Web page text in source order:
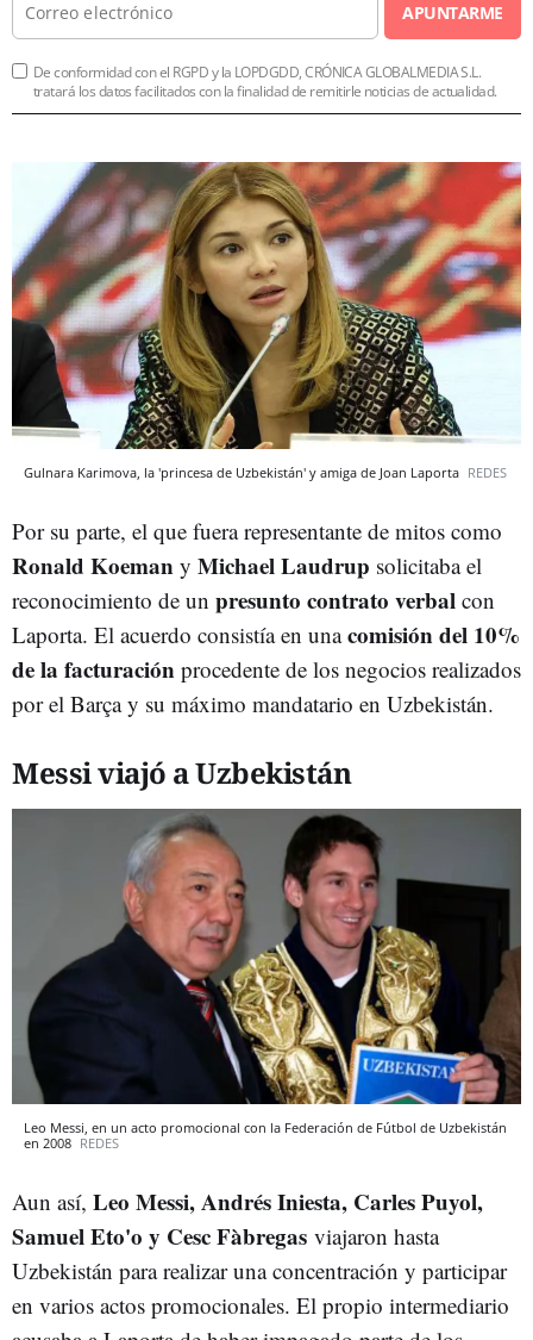
APUNTARME
De conformidad con el RGPD y la LOPDGDD, CRÓNICA GLOBALMEDIA S.L.
tratará los datos facilitados con la finalidad de remitirle noticias de actualidad.
Gulnara Karimova, la 'princesa de Uzbekistán' y amiga de Joan Laporta REDES
Por su parte, el que fuera representante de mitos como
Ronald Koeman y Michael Laudrup solicitaba el
reconocimiento de un presunto contrato verbal con
Laporta. El acuerdo consistía en unacomisión del 10%
de la facturación procedente de los negocios realizados
por el Barça y su máximo mandatario en Uzbekistán.
Messi viajó a Uzbekistán
Leo Messi, en un acto promocional con la Federación de Fútbol de Uzbekistán
en 2008 REDES
Aun así, Leo Messi, Andrés Iniesta, Carles Puyol,
Samuel Eto'o y Cesc Fàbregas viajaron hasta
Uzbekistán para realizar una concentración y participar
en varios actos promocionales. El propio intermediario